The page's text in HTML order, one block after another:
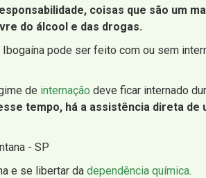
coisas que são um
do álcool e das drogas.
pode ser feito com ou sem
de internação deve ficar internado
tempo, há a assistência direta de
- SP
e se libertar da dependência química.